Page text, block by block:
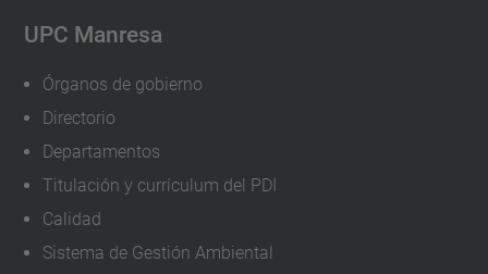
s
1
5
m
a
UPC Manresa
Órganos de gobierno
Directorio
Departamentos
Titulación y currículum del PDI
Calidad
Sistema de Gestión Ambiental